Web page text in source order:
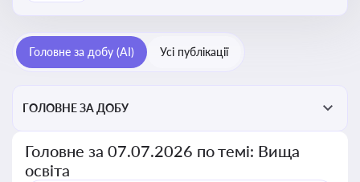
Головне за добу (AI) Усі публікації
ГОЛОВНЕ ЗА ДОБУ
Головне за 07.07.2026 по темі: Вища
освіта